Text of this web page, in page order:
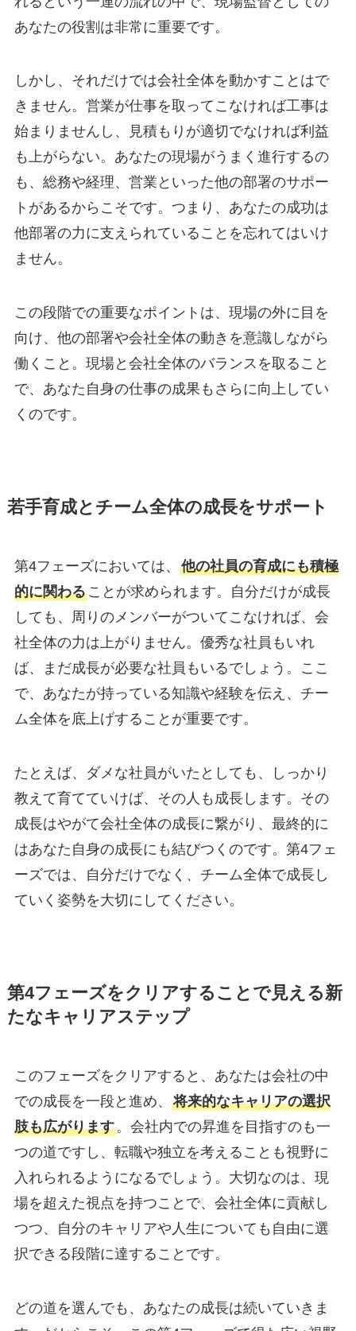
あなたの役割は非常に重要です。
しかし、それだけでは会社全体を動かすことはで
きません。営業が仕事を取ってこなければ工事は
始まりませんし、見積もりが適切でなければ利益
も上がらない。あなたの現場がうまく進行するの
も、総務や経理、営業といった他の部署のサポー
トがあるからこそです。つまり、あなたの成功は
他部署の力に支えられていることを忘れてはいけ
ません。
この段階での重要なポイントは、現場の外に目を
向け、他の部署や会社全体の動きを意識しながら
働くこと。現場と会社全体のバランスを取ること
で、あなた自身の仕事の成果もさらに向上してい
くのです。
若手育成とチーム全体の成長をサポート
第4フェーズにおいては、 他の社員の育成にも積極
的に関わることが求められます。自分だけが成長
しても、周りのメンバーがついてこなければ、会
社全体の力は上がりません。優秀な社員もいれ
ば、まだ成長が必要な社員もいるでしょう。ここ
で、あなたが持っている知識や経験を伝え、チー
ム全体を底上げすることが重要です。
たとえば、ダメな社員がいたとしても、しっかり
教えて育てていけば、その人も成長します。その
成長はやがて会社全体の成長に繋がり、最終的に
はあなた自身の成長にも結びつくのです。第4フェ
ーズでは、自分だけでなく、チーム全体で成長し
ていく姿勢を大切にしてください。
第4フェーズをクリアすることで見える新
たなキャリアステップ
このフェーズをクリアすると、あなたは会社の中
での成長を一段と進め、 将来的なキャリアの選択
肢も広がります。会社内での昇進を目指すのも一
つの道ですし、転職や独立を考えることも視野に
入れられるようになるでしょう。大切なのは、現
場を超えた視点を持つことで、会社全体に貢献し
つつ、自分のキャリアや人生についても自由に選
択できる段階に達することです。
どの道を選んでも、あなたの成長は続いていきま